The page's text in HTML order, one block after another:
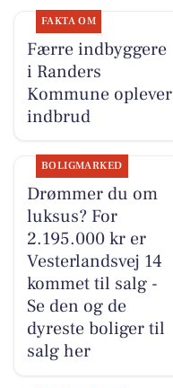
FAKTA OM
Færre indbyggere
i Randers
Kommune oplever
indbrud
BOLIGMARKED
Drømmer du om
luksus? For
2.195.000 kr er
Vesterlandsvej 14
kommet til salg -
Se den og de
dyreste boliger til
salg her